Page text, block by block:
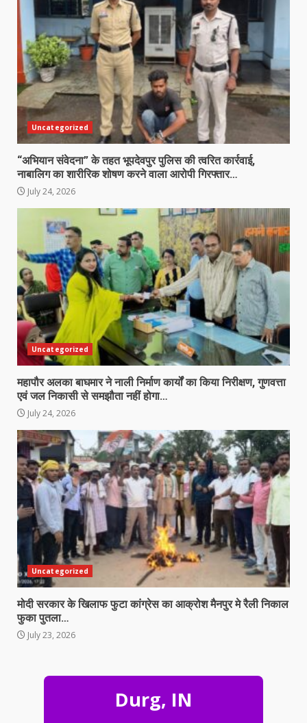
Uncategorized
“अभियान संवेदना” के तहत भूपदेवपुर पुलिस की त्वरित कार्रवाई,
नाबालिग का शारीरिक शोषण करने वाला आरोपी गिरफ्तार…
July 24, 2026
Uncategorized
महापौर अलका बाघमार ने नाली निर्माण कार्यों का किया निरीक्षण, गुणवत्ता
एवं जल निकासी से समझौता नहीं होगा…
July 24, 2026
Uncategorized
मोदी सरकार के खिलाफ फुटा कांग्रेस का आक्रोश मैनपुर मे रैली निकाल
फुका पुतला…
July 23, 2026
Durg, IN
3
ऑपरेशन प्रहार: 24 टन अवैध कबाड़ से लदा
14 चक्का ट्रक पकड़ा, ₹17.55 लाख का
हजारों की संख्या में उमड़ा आदिवासी समाज,
लैलूंगा में धूमधाम से मनाया गया विश्व
आदिवासी दिवस